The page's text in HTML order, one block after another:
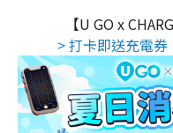
【U GO x
> 打卡即送充電